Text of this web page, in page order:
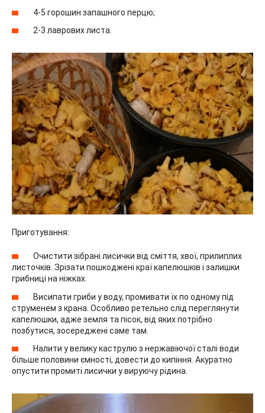
4-5 горошин запашного перцю;
2-3 лаврових листа.
Приготування:
Очистити зібрані лисички від сміття, хвої, прилиплих
листочків. Зрізати пошкоджені краї капелюшків і залишки
грибниці на ніжках.
Висипати гриби у воду, промивати їх по одному під
струменем з крана. Особливо ретельно слід переглянути
капелюшки, адже земля та пісок, від яких потрібно
позбутися, зосереджені саме там.
Налити у велику каструлю з нержавіючої сталі води
більше половини ємності, довести до кипіння. Акуратно
опустити промиті лисички у вируючу рідина.